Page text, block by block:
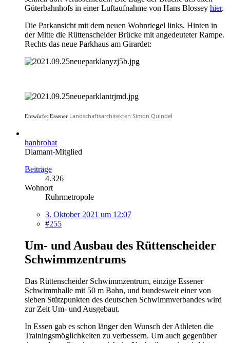
Güterbahnhofs in einer Luftaufnahme von Hans Blossey hier.
Die Parkansicht mit dem neuen Wohnriegel links. Hinten in
der Mitte die Rüttenscheider Brücke mit angedeuteter Rampe.
Rechts das neue Parkhaus am Girardet:
Entwürfe: Essener Landschaftsarchitekten Simon Quindel
hanbrohat
Diamant-Mitglied
Beiträge
4.326
Wohnort
Ruhrmetropole
3. Oktober 2021 um 12:07
#255
Um- und Ausbau des Rüttenscheider
Schwimmzentrums
Das Rüttenscheider Schwimmzentrum, einzige Essener
Schwimmhalle mit 50 m Bahn, und bundesweit einer von
sieben Stützpunkten des deutschen Schwimmverbandes wird
zur Zeit Um- und Ausgebaut.
In Essen gab es schon länger den Wunsch der Athleten die
Trainingsmöglichkeiten zu verbessern. Um auch gegenüber